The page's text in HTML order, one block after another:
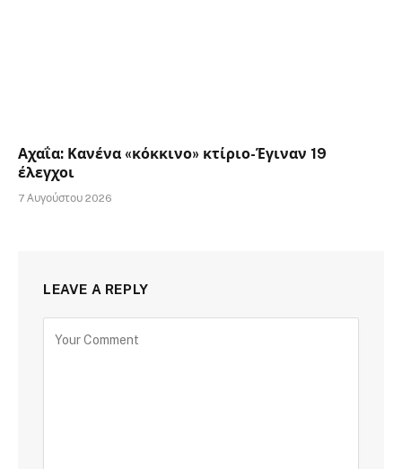
Αχαΐα: Κανένα «κόκκινο» κτίριο-Έγιναν 19
έλεγχοι
7 Αυγούστου 2026
LEAVE A REPLY